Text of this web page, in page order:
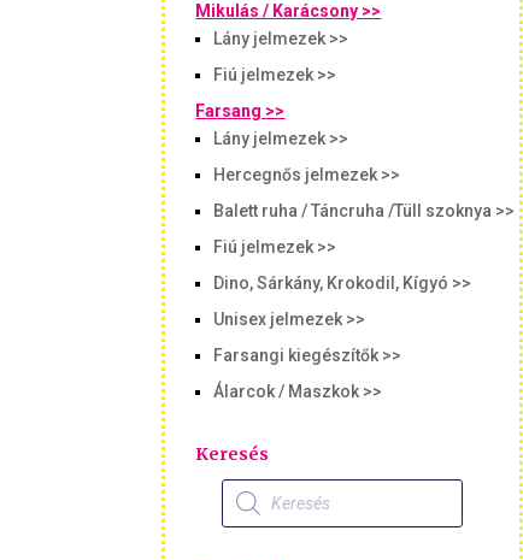
Mikulás / Karácsony >>
Lány jelmezek >>
Fiú jelmezek >>
Farsang >>
Lány jelmezek >>
Hercegnős jelmezek >>
Balett ruha / Táncruha /Tüll szoknya >>
Fiú jelmezek >>
Dino, Sárkány, Krokodil, Kígyó >>
Unisex jelmezek >>
Farsangi kiegészítők >>
Álarcok / Maszkok >>
Keresés
Products
search